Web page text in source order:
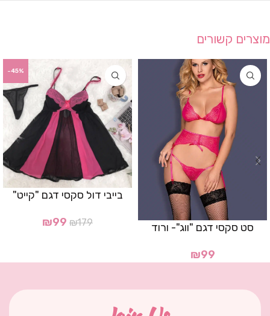
מוצרים קשורים
סט סקסי דגם "ווג"- ורוד
₪99
-45%
בייבי דול סקסי דגם "קייט"
₪179
₪99